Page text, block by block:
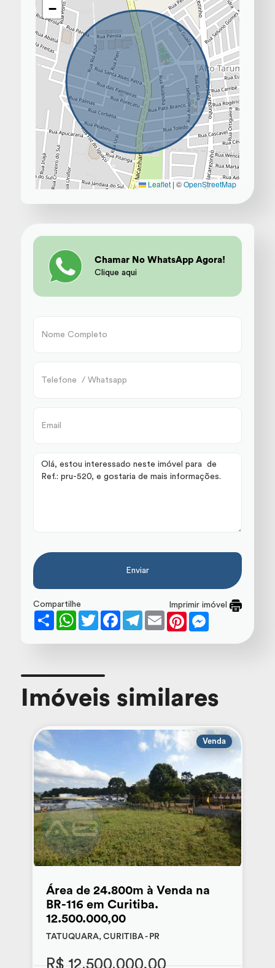
−
Leaflet | ©OpenStreetMap
Chamar No WhatsApp Agora!
Clique aqui
Enviar
Imprimir imóvel
Compartilhe
Share
WhatsApp
TwitterFacebookTelegram
Email Pinterest
Imóveis similares
Venda
Área de 24.800m à Venda na
BR-116 em Curitiba.
12.500.000,00
TATUQUARA, CURITIBA - PR
R$ 12.500.000,00